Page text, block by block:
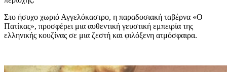
Στο ήσυχο χωριό Αγγελόκαστρο, η παραδοσιακή ταβέρνα «Ο
Πατίκας», προσφέρει μια αυθεντική γευστική εμπειρία της
ελληνικής κουζίνας σε μια ζεστή και φιλόξενη ατμόσφαιρα.